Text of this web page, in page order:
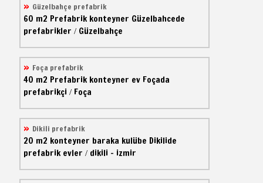
Güzelbahçe prefabrik
60 m2 Prefabrik konteyner Güzelbahcede
prefabrikler / Güzelbahçe
Foça prefabrik
40 m2 Prefabrik konteyner ev Foçada
prefabrikçi / Foça
Dikili prefabrik
20 m2 konteyner baraka kulübe Dikilide
prefabrik evler / dikili - izmir